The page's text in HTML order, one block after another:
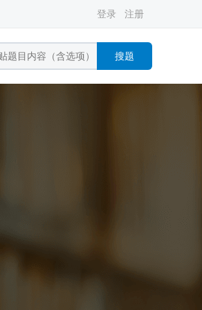
登录 注册
搜题